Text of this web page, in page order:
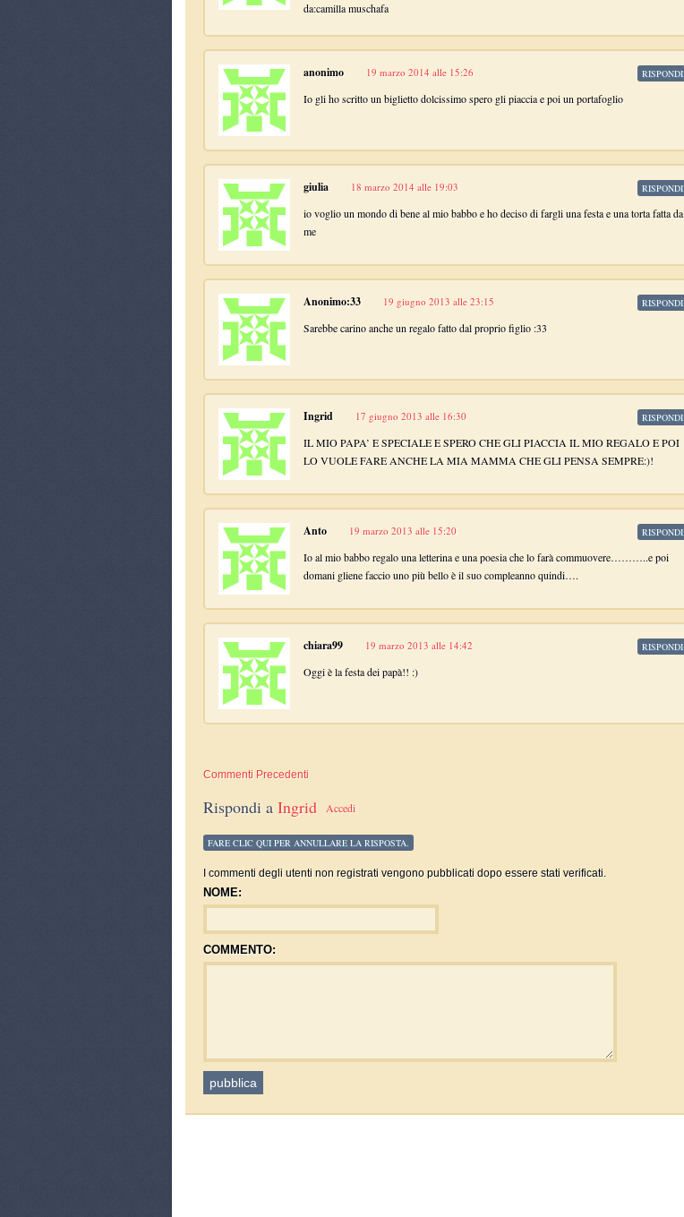
da:camilla muschafa
anonimo 19 marzo 2014 alle 15:26
Io gli ho scritto un biglietto dolcissimo spero gli piaccia e poi un portafoglio
RISPONDI
giulia 18 marzo 2014 alle 19:03
io voglio un mondo di bene al mio babbo e ho deciso di fargli una festa e una torta fatta da
me
RISPONDI
Anonimo:33 19 giugno 2013 alle 23:15
Sarebbe carino anche un regalo fatto dal proprio figlio :33
RISPONDI
Ingrid 17 giugno 2013 alle 16:30
IL MIO PAPA’ E SPECIALE E SPERO CHE GLI PIACCIA IL MIO REGALO E POI
LO VUOLE FARE ANCHE LA MIA MAMMA CHE GLI PENSA SEMPRE:)!
RISPONDI
Anto 19 marzo 2013 alle 15:20
Io al mio babbo regalo una letterina e una poesia che lo farà commuovere………..e poi
domani gliene faccio uno più bello è il suo compleanno quindi….
RISPONDI
chiara99 19 marzo 2013 alle 14:42
Oggi è la festa dei papà!! :)
RISPONDI
Commenti Precedenti
Rispondi a Ingrid Accedi
FARE CLIC QUI PER ANNULLARE LA RISPOSTA.
I commenti degli utenti non registrati vengono pubblicati dopo essere stati verificati.
NOME:
COMMENTO: